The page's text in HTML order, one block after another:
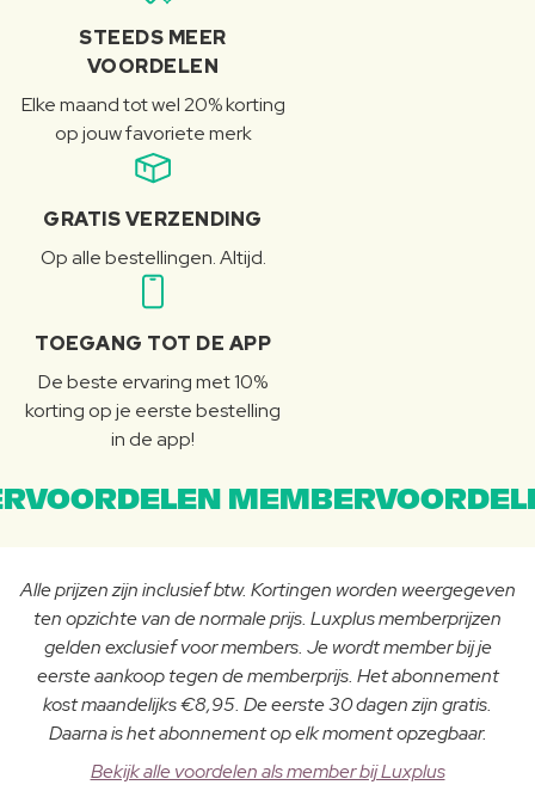
STEEDS MEER
VOORDELEN
Elke maand tot wel 20% korting
op jouw favoriete merk
GRATIS VERZENDING
Op alle bestellingen. Altijd.
TOEGANG TOT DE APP
De beste ervaring met 10%
korting op je eerste bestelling
in de app!
Alle prijzen zijn inclusief btw. Kortingen worden weergegeven
ten opzichte van de normale prijs. Luxplus memberprijzen
gelden exclusief voor members. Je wordt member bij je
eerste aankoop tegen de memberprijs. Het abonnement
kost maandelijks €8,95. De eerste 30 dagen zijn gratis.
Daarna is het abonnement op elk moment opzegbaar.
Bekijk alle voordelen als member bij Luxplus